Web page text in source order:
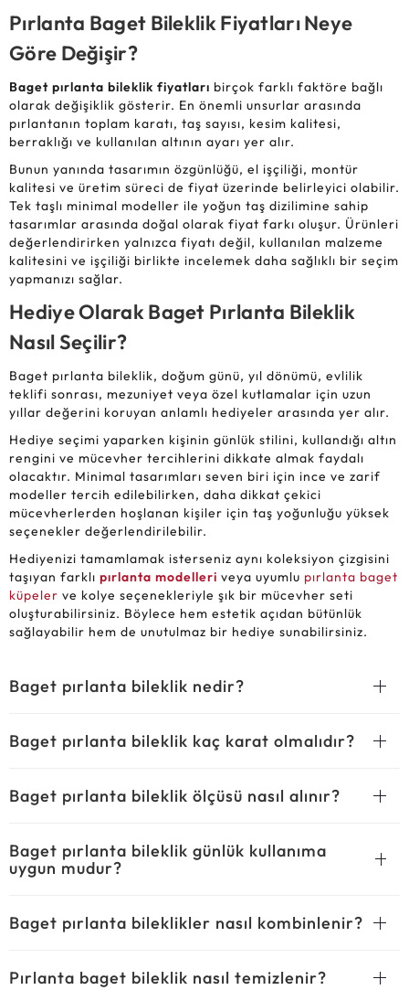
Pırlanta Baget Bileklik Fiyatları Neye
Göre Değişir?
Baget pırlanta bileklik fiyatları birçok farklı faktöre bağlı
olarak değişiklik gösterir. En önemli unsurlar arasında
pırlantanın toplam karatı, taş sayısı, kesim kalitesi,
berraklığı ve kullanılan altının ayarı yer alır.
Bunun yanında tasarımın özgünlüğü, el işçiliği, montür
kalitesi ve üretim süreci de fiyat üzerinde belirleyici olabilir.
Tek taşlı minimal modeller ile yoğun taş dizilimine sahip
tasarımlar arasında doğal olarak fiyat farkı oluşur. Ürünleri
değerlendirirken yalnızca fiyatı değil, kullanılan malzeme
kalitesini ve işçiliği birlikte incelemek daha sağlıklı bir seçim
yapmanızı sağlar.
Hediye Olarak Baget Pırlanta Bileklik
Nasıl Seçilir?
Baget pırlanta bileklik, doğum günü, yıl dönümü, evlilik
teklifi sonrası, mezuniyet veya özel kutlamalar için uzun
yıllar değerini koruyan anlamlı hediyeler arasında yer alır.
Hediye seçimi yaparken kişinin günlük stilini, kullandığı altın
rengini ve mücevher tercihlerini dikkate almak faydalı
olacaktır. Minimal tasarımları seven biri için ince ve zarif
modeller tercih edilebilirken, daha dikkat çekici
mücevherlerden hoşlanan kişiler için taş yoğunluğu yüksek
seçenekler değerlendirilebilir.
Hediyenizi tamamlamak isterseniz aynı koleksiyon çizgisini
taşıyan farklı pırlanta modelleri veya uyumlu pırlanta baget
küpeler ve kolye seçenekleriyle şık bir mücevher seti
oluşturabilirsiniz. Böylece hem estetik açıdan bütünlük
sağlayabilir hem de unutulmaz bir hediye sunabilirsiniz.
Baget pırlanta bileklik nedir?
Baget pırlanta bileklik kaç karat olmalıdır?
Baget pırlanta bileklik ölçüsü nasıl alınır?
Baget pırlanta bileklik günlük kullanıma
uygun mudur?
Baget pırlanta bileklikler nasıl kombinlenir?
Pırlanta baget bileklik nasıl temizlenir?